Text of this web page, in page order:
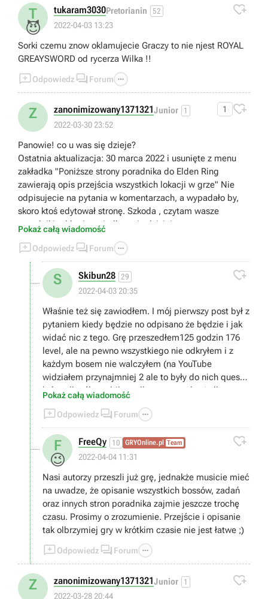
T
😈
tukaram3030Pretorianin 52
2022-04-03 13:23

Sorki czemu znow oklamujecie Graczy to nie njest ROYAL
GREAYSWORD od rycerza Wilka !!
Odpowiedz  Forum 
Z zanonimizowany1371321Junior 1
2022-03-30 23:52
1 
Panowie! co u was się dzieje?
Ostatnia aktualizacja: 30 marca 2022 i usunięte z menu
zakładka "Poniższe strony poradnika do Elden Ring
zawierają opis przejścia wszystkich lokacji w grze" Nie
odpisujecie na pytania w komentarzach, a wypadało by,
skoro ktoś edytował stronę. Szkoda , czytam wasze
poradniki od lat i zawiodłem się dzisiaj.
To też edytujcie , bo będzie żenada -
"Soulsy według George’a R. R. Martina Elden Ring
poradnik, solucja to kompletny opis przejścia, najlepsze
porady na start..."
Pokaż całą wiadomość
Odpowiedz  Forum 
S Skibun28 29
2022-04-03 20:35

Właśnie też się zawiodłem. I mój pierwszy post był z
pytaniem kiedy będzie no odpisano że będzie i jak
widać nic z tego. Grę przeszedłem125 godzin 176
level, ale na pewno wszystkiego nie odkryłem i z
każdym bosem nie walczyłem (na YouTube
widziałem przynajmniej 2 ale to były do nich questy
które albo źle zrobiłem albo przeoczyłem) dlatego
by się poradnik przydał. Niestety coś nie wierzę że
tego doczekam.
Pokaż całą wiadomość
Odpowiedz  Forum 
F
😉
FreeQy 10 GRYOnline.pl Team
2022-04-04 11:31

Nasi autorzy przeszli już grę, jednakże musicie mieć
na uwadze, że opisanie wszystkich bossów, zadań
oraz innych stron poradnika zajmie jeszcze trochę
czasu. Prosimy o zrozumienie. Przejście i opisanie
tak olbrzymiej gry w krótkim czasie nie jest łatwe ;)
Odpowiedz  Forum 
Z zanonimizowany1371321Junior 1
2022-03-28 20:44
